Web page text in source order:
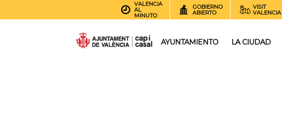
VALENCIA
AL
MINUTO
GOBIERNO
ABIERTO
VISIT
VALENCIA
AYUNTAMIENTO LA CIUDAD